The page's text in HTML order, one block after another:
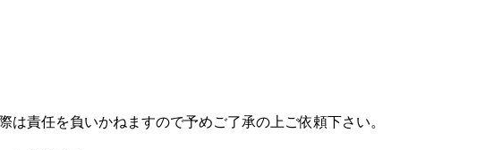
責任を負いかねますので予めご了承の上ご依頼下さい。